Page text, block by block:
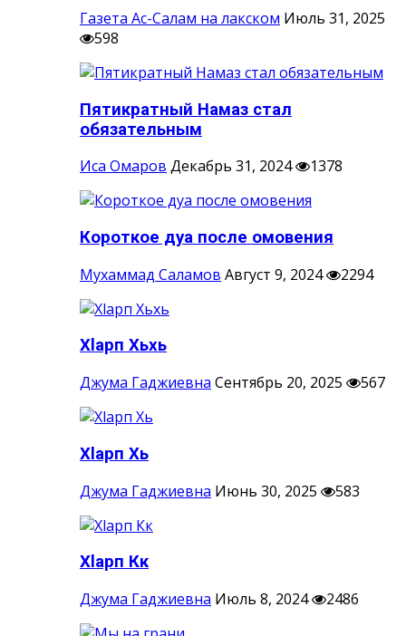
Газета Ас-Салам на лакском Июль 31, 2025
598
Пятикратный Намаз стал
обязательным
Иса Омаров Декабрь 31, 2024 1378
Короткое дуа после омовения
Мухаммад Саламов Август 9, 2024 2294
Хlарп Хьхь
Джума Гаджиевна Сентябрь 20, 2025 567
Хlарп Хь
Джума Гаджиевна Июнь 30, 2025 583
Хlарп Кк
Джума Гаджиевна Июль 8, 2024 2486